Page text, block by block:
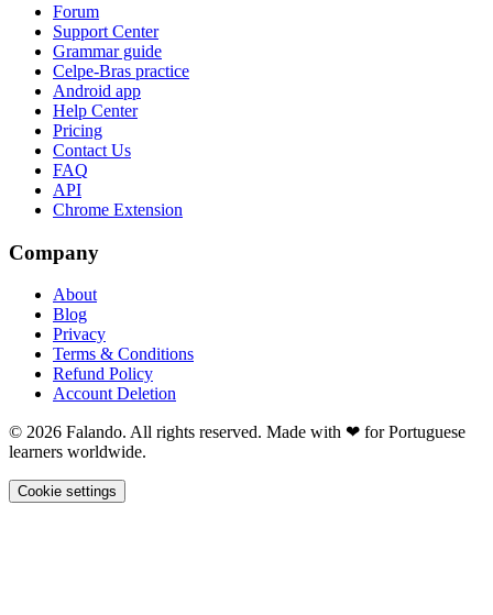
Forum
Support Center
Grammar guide
Celpe-Bras practice
Android app
Help Center
Pricing
Contact Us
FAQ
API
Chrome Extension
Company
About
Blog
Privacy
Terms & Conditions
Refund Policy
Account Deletion
© 2026 Falando. All rights reserved. Made with ❤ for Portuguese
learners worldwide.
Cookie settings